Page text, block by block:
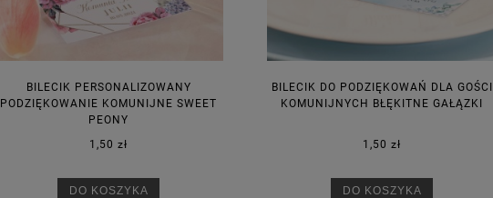
BILECIK PERSONALIZOWANY
PODZIĘKOWANIE KOMUNIJNE SWEET
PEONY
1,50 zł
DO KOSZYKA
BILECIK DO PODZIĘKOWAŃ DLA GOŚCI
KOMUNIJNYCH BŁĘKITNE GAŁĄZKI
1,50 zł
DO KOSZYKA